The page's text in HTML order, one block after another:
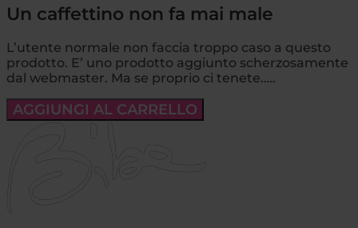
Un caffettino non fa mai male
L’utente normale non faccia troppo caso a questo
prodotto. E’ uno prodotto aggiunto scherzosamente
dal webmaster. Ma se proprio ci tenete…..
AGGIUNGI AL CARRELLO